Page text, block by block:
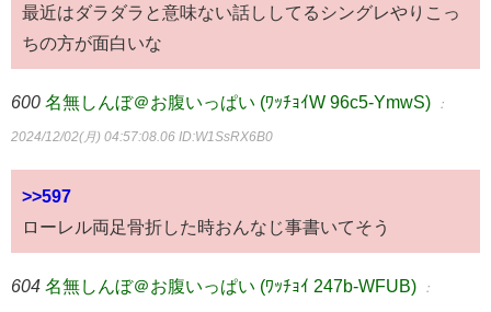
最近はダラダラと意味ない話ししてるシングレやりこっ
ちの方が面白いな
600 名無しんぼ＠お腹いっぱい (ﾜｯﾁｮｲW 96c5-YmwS) ：
2024/12/02(月) 04:57:08.06 ID:W1SsRX6B0
>>597
ローレル両足骨折した時おんなじ事書いてそう
604 名無しんぼ＠お腹いっぱい (ﾜｯﾁｮｲ 247b-WFUB) ：